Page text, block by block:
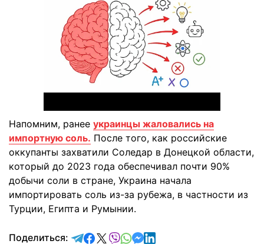
Напомним, ранее украинцы жаловались на
импортную соль. После того, как российские
оккупанты захватили Соледар в Донецкой области,
который до 2023 года обеспечивал почти 90%
добычи соли в стране, Украина начала
импортировать соль из-за рубежа, в частности из
Турции, Египта и Румынии.
Поделиться: отправить в Telegram
поделиться в Facebook
поделиться в X
отправить в Viber
отправить в Whatsapp
отправить в Messenger
отправить в LinkedIn